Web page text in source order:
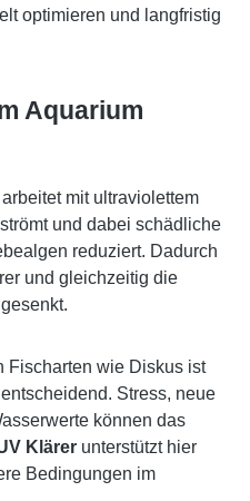
optimieren und langfristig
Aquarium
arbeitet mit ultraviolettem
und dabei schädliche
reduziert. Dadurch
und gleichzeitig die
Fischarten wie Diskus ist
Stress, neue
können das
Klärer unterstützt hier
Bedingungen im